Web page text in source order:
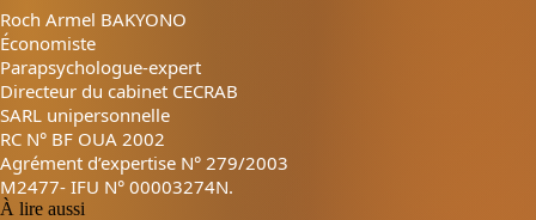
Roch Armel BAKYONO
Économiste
Parapsychologue-expert
Directeur du cabinet CECRAB
SARL unipersonnelle
RC N° BF OUA 2002
Agrément d’expertise N° 279/2003
M2477- IFU N° 00003274N.
À lire aussi